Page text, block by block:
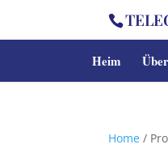
Heim
Home /